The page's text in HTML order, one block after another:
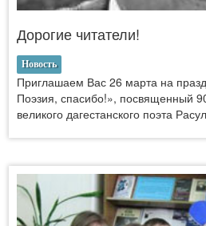
Дорогие читатели!
Новость
Приглашаем Вас 26 марта на
Поэзия, спасибо!», посвященный
великого дагестанского поэта